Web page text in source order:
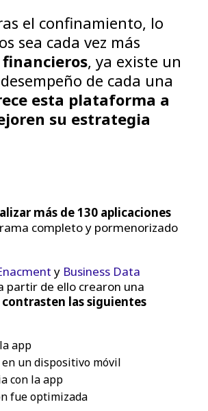
el confinamiento, lo
sea cada vez más
financieros, ya existe un
de cada una
esta plataforma a
su estrategia
más de 130 aplicaciones
completo y pormenorizado
y Business Data
partir de ello crearon una
las siguientes
app
un dispositivo móvil
con la app
fue optimizada